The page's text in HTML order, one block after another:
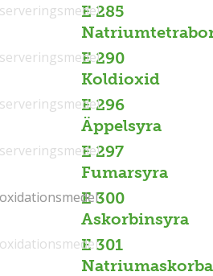
E 285
E 290
Koldioxid
E 296
Äppelsyra
E 297
Fumarsyra
E 300
Askorbinsyra
E 301